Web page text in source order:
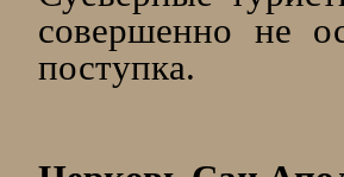
совершенно не
поступка.